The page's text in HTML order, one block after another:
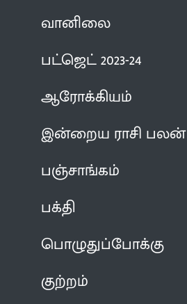
வானிலை
பட்ஜெட் 2023-24
ஆரோக்கியம்
இன்றைய ராசி பலன்
பஞ்சாங்கம்
பக்தி
பொழுதுப்போக்கு
குற்றம்